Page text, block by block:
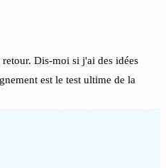
Dis-moi si j'ai des idées
est le test ultime de la